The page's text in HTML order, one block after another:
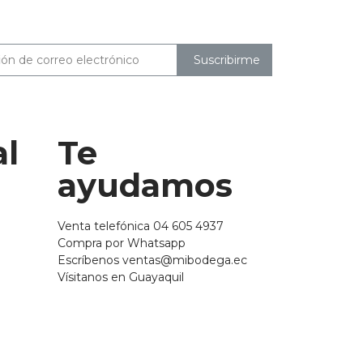
Suscribirme
Te
ayudamos
Venta telefónica 04 605 4937
Compra por Whatsapp
Escríbenos ventas@mibodega.ec
Vísitanos en Guayaquil